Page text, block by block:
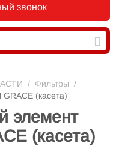
звонок
/ Фильтры /
(касета)
элемент
(касета)